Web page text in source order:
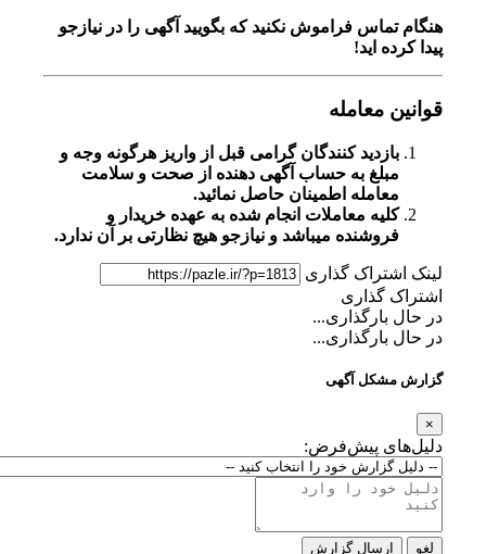
هنگام تماس فراموش نکنید که بگویید آگهی را در نیازجو
پیدا کرده اید!
قوانین معامله
بازدید کنندگان گرامی قبل از واریز هرگونه وجه و
مبلغ به حساب آگهی دهنده از صحت و سلامت
معامله اطمینان حاصل نمائید.
کلیه معاملات انجام شده به عهده خریدار و
فروشنده میباشد و نیازجو هیچ نظارتی بر آن ندارد.
لینک اشتراک گذاری
اشتراک گذاری
در حال بارگذاری...
در حال بارگذاری...
گزارش مشکل آگهی
دلیل‌های پیش‌فرض:
ارسال گزارش